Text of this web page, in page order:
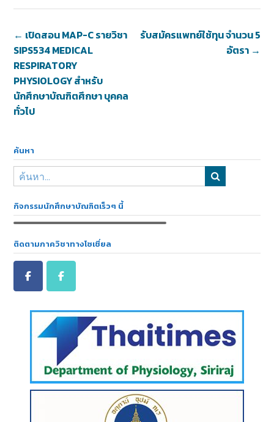
รับสมัครแพทย์ใช้ทุน จำนวน 5
อัตรา →
← เปิดสอน MAP-C รายวิชา
SIPS534 MEDICAL
RESPIRATORY
PHYSIOLOGY สำหรับ
นักศึกษาบัณฑิตศึกษา บุคคล
ทั่วไป
ค้นหา
กิจกรรมนักศึกษาบัณฑิตเร็วๆ นี้
ติดตามภาควิชาทางโซเชี่ยล